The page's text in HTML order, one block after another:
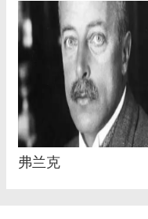
弗兰克